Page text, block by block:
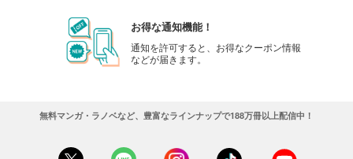
お得な通知機能！
通知を許可すると、お得なクーポン情報
などが届きます。
無料マンガ・ラノベなど、豊富なラインナップで188万冊以上配信中！